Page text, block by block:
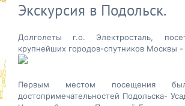
Экскурсия в Подольск.
Долголеты г.о. Электросталь,
крупнейших городов-спутников Москвы -
Первым местом посещения
достопримечательностей Подольска-